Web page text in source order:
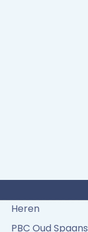
Heren
PBC Oud Spaans